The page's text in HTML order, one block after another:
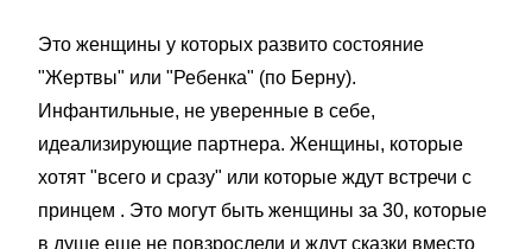
Это женщины у которых развито состояние
"Жертвы" или "Ребенка" (по Берну).
Инфантильные, не уверенные в себе,
идеализирующие партнера. Женщины, которые
хотят "всего и сразу" или которые ждут встречи с
принцем . Это могут быть женщины за 30, которые
в душе еще не повзрослели и ждут сказки вместо